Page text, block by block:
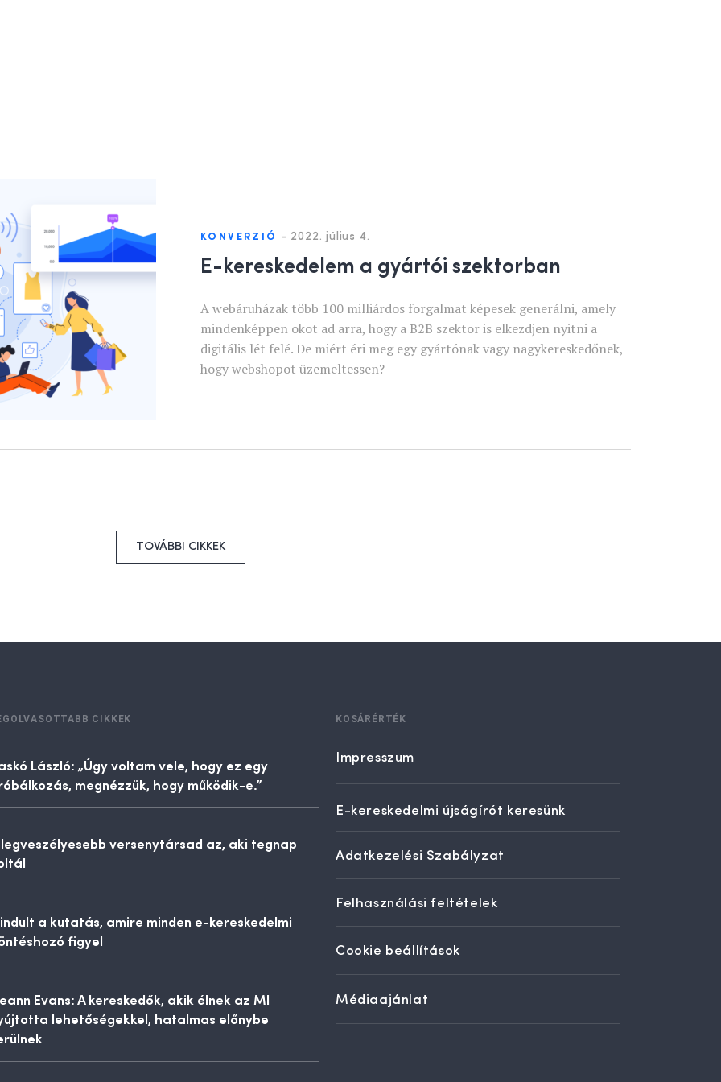
KONVERZIÓ - 2022. július 4.
E-kereskedelem a gyártói szektorban
A webáruházak több 100 milliárdos forgalmat képesek generálni, amely
mindenképpen okot ad arra, hogy a B2B szektor is elkezdjen nyitni a
digitális lét felé. De miért éri meg egy gyártónak vagy nagykereskedőnek,
hogy webshopot üzemeltessen?
TOVÁBBI CIKKEK
CIKKEK
László: „Úgy voltam vele, hogy ez egy
megnézzük, hogy működik-e.”
versenytársad az, aki tegnap
a kutatás, amire minden e-kereskedelmi
figyel
Evans: A kereskedők, akik élnek az MI
lehetőségekkel, hatalmas előnybe
KOSÁRÉRTÉK
Impresszum
E-kereskedelmi újságírót keresünk
Adatkezelési Szabályzat
Felhasználási feltételek
Cookie beállítások
Médiaajánlat